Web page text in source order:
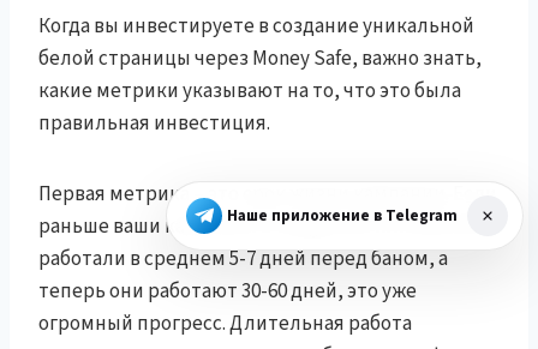
Когда вы инвестируете в создание уникальной
белой страницы через Money Safe, важно знать,
какие метрики указывают на то, что это была
правильная инвестиция.
Первая метрика – это срок жизни кампании. Если
раньше ваши кампании в Google Ads или Meta Ads
работали в среднем 5-7 дней перед баном, а
теперь они работают 30-60 дней, это уже
огромный прогресс. Длительная работа
Наше приложение в Telegram